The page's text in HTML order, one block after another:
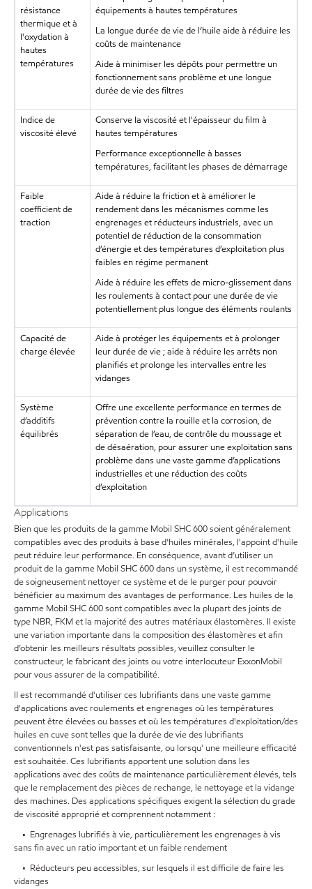
résistance
thermique et à
l'oxydation à
hautes
températures
équipements à hautes températures
La longue durée de vie de l’huile aide à réduire les
coûts de maintenance
Aide à minimiser les dépôts pour permettre un
fonctionnement sans problème et une longue
durée de vie des filtres
Indice de
viscosité élevé
Conserve la viscosité et l'épaisseur du film à
hautes températures
Performance exceptionnelle à basses
températures, facilitant les phases de démarrage
Faible
coefficient de
traction
Aide à réduire la friction et à améliorer le
rendement dans les mécanismes comme les
engrenages et réducteurs industriels, avec un
potentiel de réduction de la consommation
d’énergie et des températures d’exploitation plus
faibles en régime permanent
Aide à réduire les effets de micro-glissement dans
les roulements à contact pour une durée de vie
potentiellement plus longue des éléments roulants
Capacité de
charge élevée
Aide à protéger les équipements et à prolonger
leur durée de vie ; aide à réduire les arrêts non
planifiés et prolonge les intervalles entre les
vidanges
Système
d’additifs
équilibrés
Offre une excellente performance en termes de
prévention contre la rouille et la corrosion, de
séparation de l’eau, de contrôle du moussage et
de désaération, pour assurer une exploitation sans
problème dans une vaste gamme d’applications
industrielles et une réduction des coûts
d’exploitation
Applications
Bien que les produits de la gamme Mobil SHC 600 soient généralement
compatibles avec des produits à base d'huiles minérales, l'appoint d'huile
peut réduire leur performance. En conséquence, avant d’utiliser un
produit de la gamme Mobil SHC 600 dans un système, il est recommandé
de soigneusement nettoyer ce système et de le purger pour pouvoir
bénéficier au maximum des avantages de performance. Les huiles de la
gamme Mobil SHC 600 sont compatibles avec la plupart des joints de
type NBR, FKM et la majorité des autres matériaux élastomères. Il existe
une variation importante dans la composition des élastomères et afin
d’obtenir les meilleurs résultats possibles, veuillez consulter le
constructeur, le fabricant des joints ou votre interlocuteur ExxonMobil
pour vous assurer de la compatibilité.
Il est recommandé d'utiliser ces lubrifiants dans une vaste gamme
d'applications avec roulements et engrenages où les températures
peuvent être élevées ou basses et où les températures d'exploitation/des
huiles en cuve sont telles que la durée de vie des lubrifiants
conventionnels n'est pas satisfaisante, ou lorsqu' une meilleure efficacité
est souhaitée. Ces lubrifiants apportent une solution dans les
applications avec des coûts de maintenance particulièrement élevés, tels
que le remplacement des pièces de rechange, le nettoyage et la vidange
des machines. Des applications spécifiques exigent la sélection du grade
de viscosité approprié et comprennent notamment :
• Engrenages lubrifiés à vie, particulièrement les engrenages à vis
sans fin avec un ratio important et un faible rendement
• Réducteurs peu accessibles, sur lesquels il est difficile de faire les
vidanges